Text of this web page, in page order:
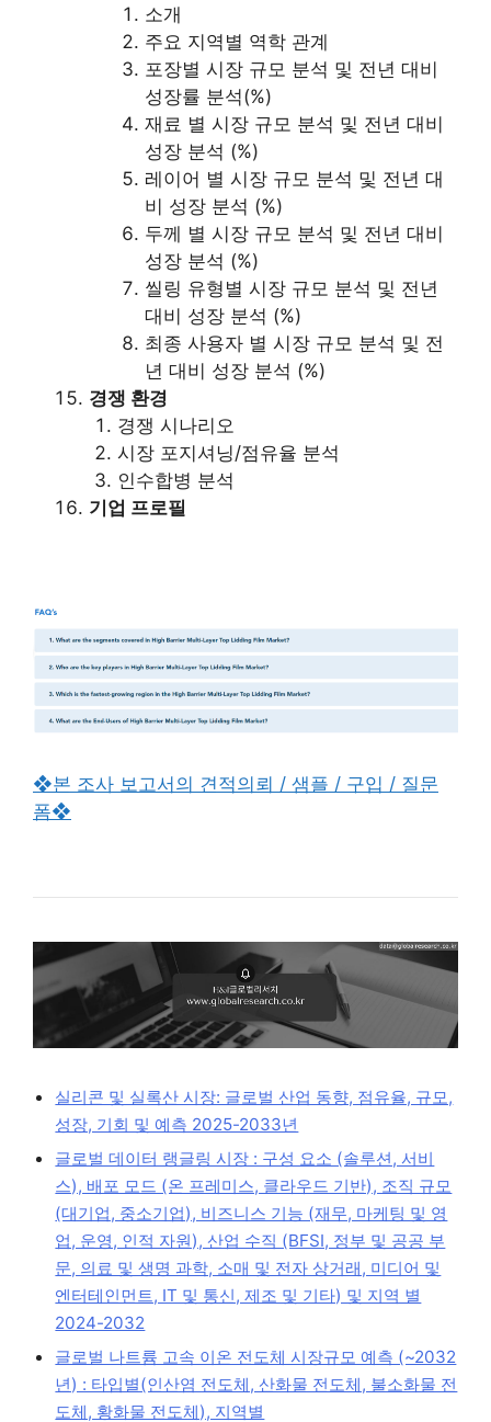
소개
주요 지역별 역학 관계
포장별 시장 규모 분석 및 전년 대비
성장률 분석(%)
재료 별 시장 규모 분석 및 전년 대비
성장 분석 (%)
레이어 별 시장 규모 분석 및 전년 대
비 성장 분석 (%)
두께 별 시장 규모 분석 및 전년 대비
성장 분석 (%)
씰링 유형별 시장 규모 분석 및 전년
대비 성장 분석 (%)
최종 사용자 별 시장 규모 분석 및 전
년 대비 성장 분석 (%)
경쟁 환경
경쟁 시나리오
시장 포지셔닝/점유율 분석
인수합병 분석
기업 프로필
❖본 조사 보고서의 견적의뢰 / 샘플 / 구입 / 질문
폼❖
실리콘 및 실록산 시장: 글로벌 산업 동향, 점유율, 규모,
성장, 기회 및 예측 2025-2033년
글로벌 데이터 랭글링 시장 : 구성 요소 (솔루션, 서비
스), 배포 모드 (온 프레미스, 클라우드 기반), 조직 규모
(대기업, 중소기업), 비즈니스 기능 (재무, 마케팅 및 영
업, 운영, 인적 자원), 산업 수직 (BFSI, 정부 및 공공 부
문, 의료 및 생명 과학, 소매 및 전자 상거래, 미디어 및
엔터테인먼트, IT 및 통신, 제조 및 기타) 및 지역 별
2024-2032
글로벌 나트륨 고속 이온 전도체 시장규모 예측 (~2032
년) : 타입별(인산염 전도체, 산화물 전도체, 불소화물 전
도체, 황화물 전도체), 지역별